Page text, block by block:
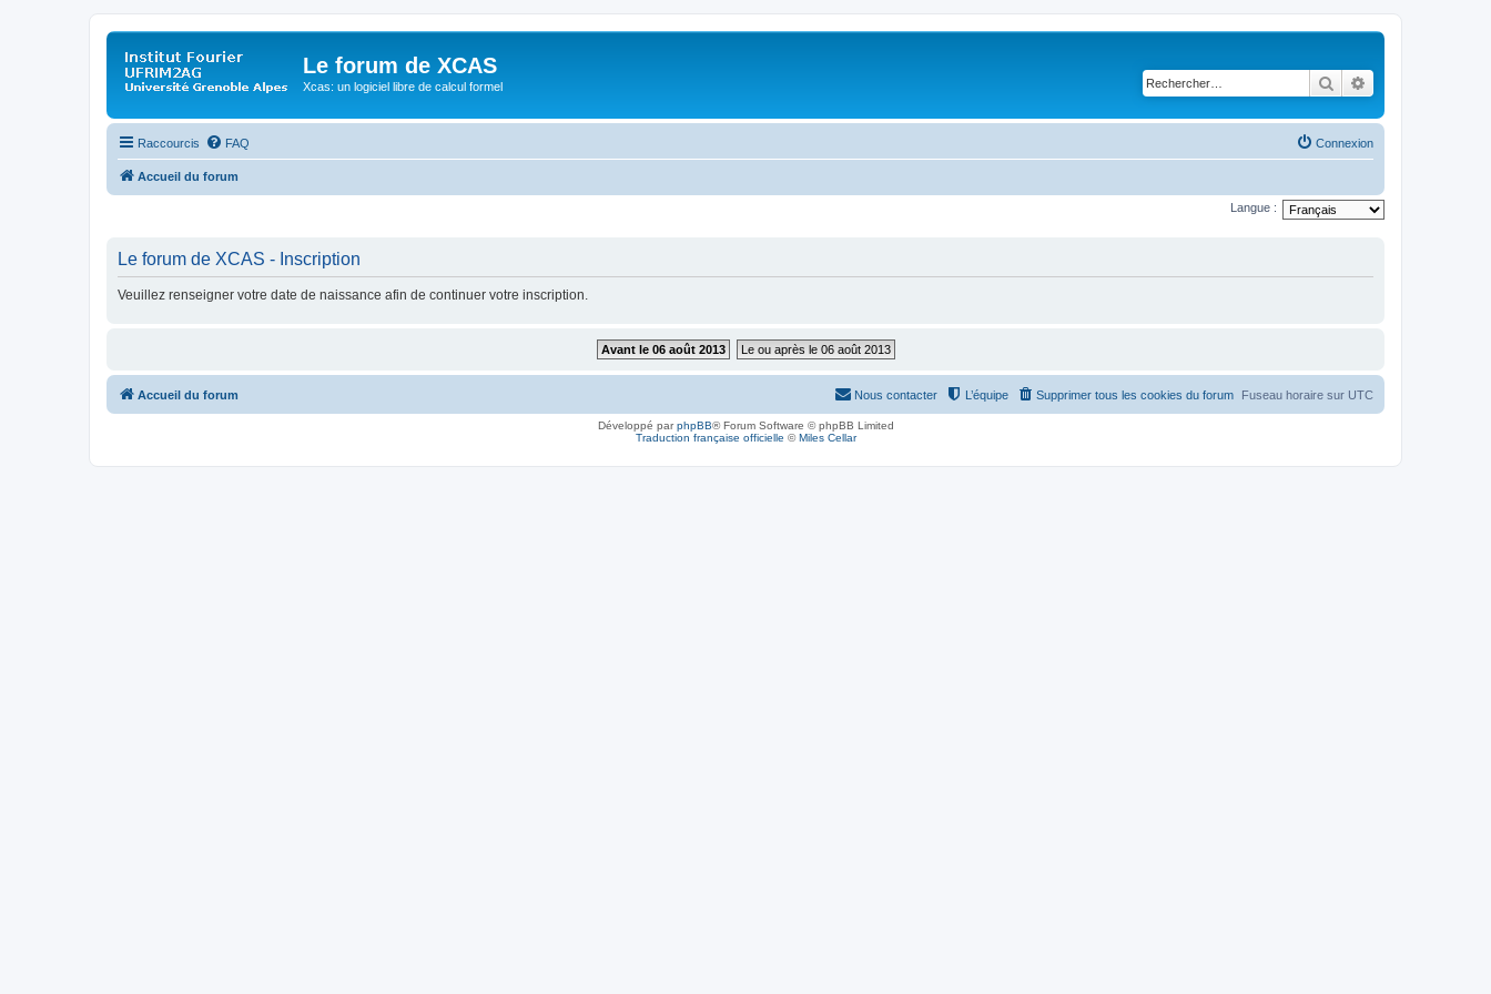
Le forum de XCAS
Xcas: un logiciel libre de calcul formel Rechercher
Raccourcis FAQ Connexion
Accueil du forum
Langue :
Le forum de XCAS - Inscription
Veuillez renseigner votre date de naissance afin de continuer votre inscription.
Avant le 06 août 2013 Le ou après le 06 août 2013
Accueil du forum Fuseau horaire sur UTC
Supprimer tous les cookies du forum
L’équipe
Nous contacter
Développé parphpBB® Forum Software © phpBB Limited
Traduction française officielle ©Miles Cellar